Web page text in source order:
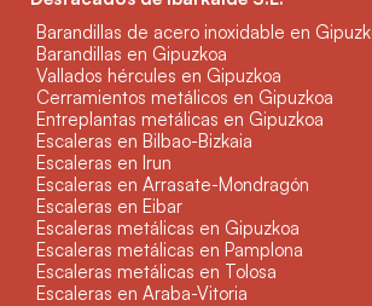
Barandillas de acero inoxidable en
Barandillas en Gipuzkoa
Vallados hércules en Gipuzkoa
Cerramientos metálicos en Gipuzkoa
Entreplantas metálicas en Gipuzkoa
Escaleras en Bilbao-Bizkaia
Escaleras en Irun
Escaleras en Arrasate-Mondragón
Escaleras en Eibar
Escaleras metálicas en Gipuzkoa
Escaleras metálicas en Pamplona
Escaleras metálicas en Tolosa
Escaleras en Araba-Vitoria